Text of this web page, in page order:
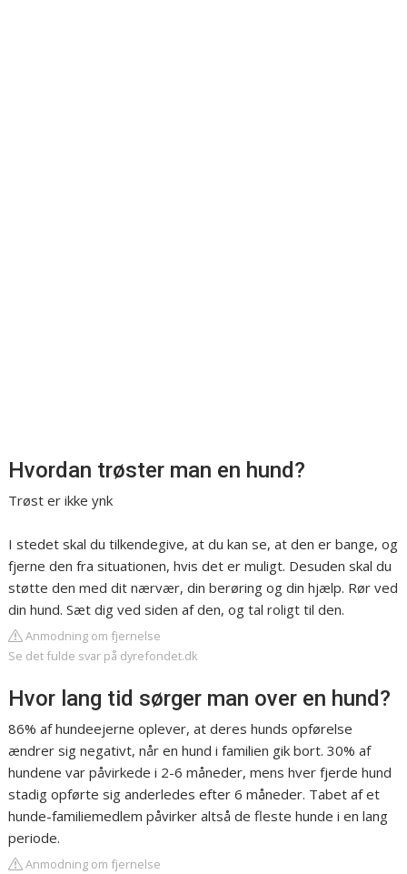
Hvordan trøster man en hund?
Trøst er ikke ynk
I stedet skal du tilkendegive, at du kan se, at den er bange, og
fjerne den fra situationen, hvis det er muligt. Desuden skal du
støtte den med dit nærvær, din berøring og din hjælp. Rør ved
din hund. Sæt dig ved siden af den, og tal roligt til den.
Anmodning om fjernelse
Se det fulde svar på dyrefondet.dk
Hvor lang tid sørger man over en hund?
86% af hundeejerne oplever, at deres hunds opførelse
ændrer sig negativt, når en hund i familien gik bort. 30% af
hundene var påvirkede i 2-6 måneder, mens hver fjerde hund
stadig opførte sig anderledes efter 6 måneder. Tabet af et
hunde-familiemedlem påvirker altså de fleste hunde i en lang
periode.
Anmodning om fjernelse